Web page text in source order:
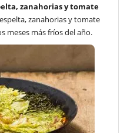
zanahorias y tomate
zanahorias y tomate
meses más fríos del año.